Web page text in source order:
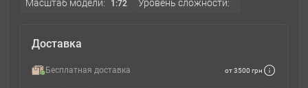
Масштаб модели: 1:72 Уровень сложности:
Доставка
Бесплатная доставка от 3500 грн